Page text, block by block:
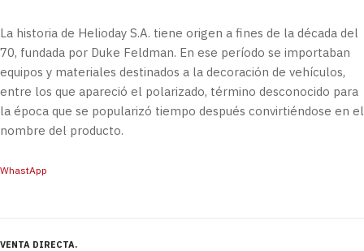
La historia de Helioday S.A. tiene origen a fines de la década del
70, fundada por Duke Feldman. En ese período se importaban
equipos y materiales destinados a la decoración de vehículos,
entre los que apareció el polarizado, término desconocido para
la época que se popularizó tiempo después convirtiéndose en el
nombre del producto.
WhastApp
VENTA DIRECTA